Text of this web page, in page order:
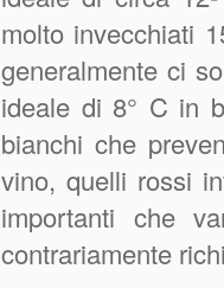
molto invecchiati
generalmente ci
ideale di 8° C in
bianchi che
vino, quelli rossi
importanti che
contrariamente